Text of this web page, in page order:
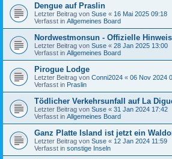
Dengue auf Praslin
Letzter Beitrag von Suse « 16 Mai 2025 09:18
Verfasst in Allgemeines Board
Nordwestmonsun - Offizielle
Letzter Beitrag von Suse « 28 Jan 2025 13:00
Verfasst in Allgemeines Board
Pirogue Lodge
Letzter Beitrag von Conni2024 « 06 Nov 2024
Verfasst in Praslin
Tödlicher Verkehrsunfall auf La
Letzter Beitrag von Suse « 31 Jan 2024 17:42
Verfasst in Allgemeines Board
Ganz Platte Island ist jetzt ein
Letzter Beitrag von Suse « 12 Jan 2024 11:59
Verfasst in sonstige Inseln